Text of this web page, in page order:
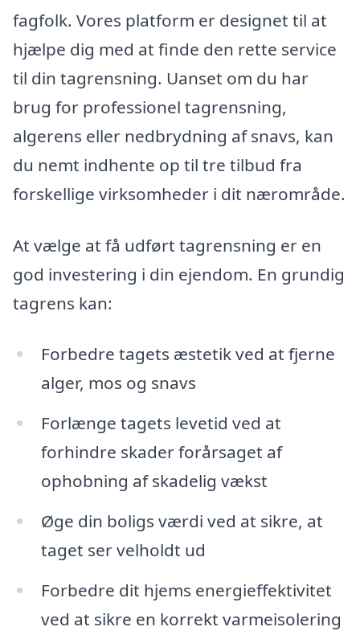
fagfolk. Vores platform er designet til at
hjælpe dig med at finde den rette service
til din tagrensning. Uanset om du har
brug for professionel tagrensning,
algerens eller nedbrydning af snavs, kan
du nemt indhente op til tre tilbud fra
forskellige virksomheder i dit nærområde.
At vælge at få udført tagrensning er en
god investering i din ejendom. En grundig
tagrens kan:
Forbedre tagets æstetik ved at fjerne
alger, mos og snavs
Forlænge tagets levetid ved at
forhindre skader forårsaget af
ophobning af skadelig vækst
Øge din boligs værdi ved at sikre, at
taget ser velholdt ud
Forbedre dit hjems energieffektivitet
ved at sikre en korrekt varmeisolering